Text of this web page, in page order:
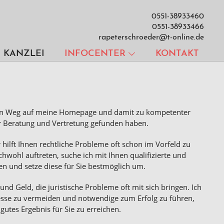
0551-38933460
0551-38933466
rapeterschroeder@t-online.de
KANZLEI INFOCENTER KONTAKT
Weg auf meine Homepage und damit zu kompetenter
und Vertretung gefunden haben.
Ihnen rechtliche Probleme oft schon im Vorfeld zu
auftreten, suche ich mit Ihnen qualifizierte und
und setze diese für Sie bestmöglich um.
Geld, die juristische Probleme oft mit sich bringen. Ich
zu vermeiden und notwendige zum Erfolg zu führen,
Ergebnis für Sie zu erreichen.